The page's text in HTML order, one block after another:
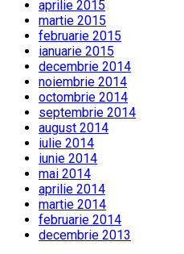
aprilie 2015
martie 2015
februarie 2015
ianuarie 2015
decembrie 2014
noiembrie 2014
octombrie 2014
septembrie 2014
august 2014
iulie 2014
iunie 2014
mai 2014
aprilie 2014
martie 2014
februarie 2014
decembrie 2013